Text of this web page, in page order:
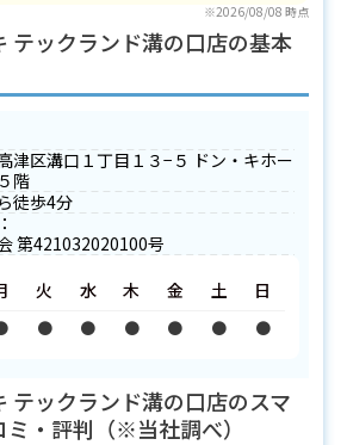
※2026/08/08 時点
テックランド溝の口店の基本
津区溝口１丁目１３−５ ドン・キホー
階
徒歩4分
第421032020100号
火
●
水
●
木
●
金
●
土
●
日
●
テックランド溝の口店のスマ
・評判（※当社調べ）